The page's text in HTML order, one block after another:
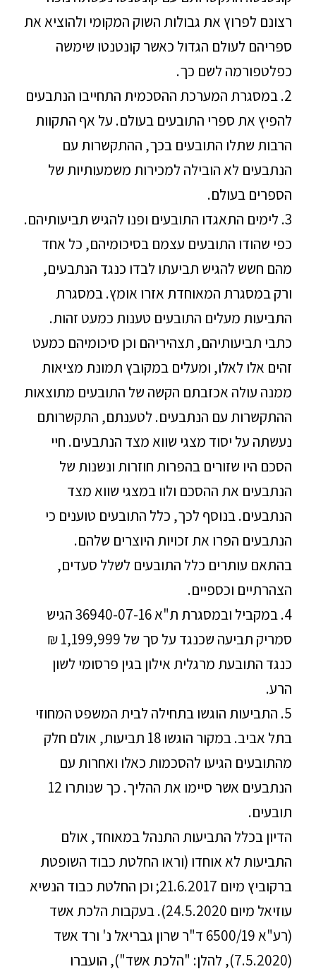
רצונם לפרוץ את גבולות השוק המקומי ולהוציא את
ספריהם לעולם הגדול כאשר קונטנטו שימשה
כפלטפורמה לשם כך.
2. במסגרת המערכת ההסכמית התחייבו הנתבעים
להפיץ את ספרי התובעים בעולם. על אף התקוות
הרבות שתלו התובעים בכך, ההתקשרות עם
הנתבעים לא הובילה למכירות משמעותיות של
הספרים בעולם.
3. לימים התאגדו התובעים ופנו להגיש תביעותיהם.
כפי שהודו התובעים עצמם בסיכומיהם, כל אחד
מהם חשש להגיש תביעתו לבדו כנגד הנתבעים,
ורק במסגרת המאוחדת אזרו אומץ. במסגרת
התביעות מעלים התובעים טענות כמעט זהות.
כתבי תביעותיהם, תצהיריהם וכן סיכומיהם כמעט
זהים אלו לאלו, ומעלים במקובץ תמונת מציאות
ממנה עולה אכזבתם הקשה של התובעים מתוצאות
ההתקשרות עם הנתבעים. לטענתם, התקשרותם
נעשתה על יסוד מצגי שווא מצד הנתבעים. חיי
הסכם היו שזורים בהפרות חוזרות ונשנות של
הנתבעים את ההסכם ולוו במצגי שווא מצד
הנתבעים. בנוסף לכך, כלל התובעים טוענים כי
הנתבעים הפרו את זכויות היוצרים שלהם.
בהתאם עותרים כלל התובעים לשלל סעדים,
הצהרתיים וכספיים.
4. במקביל ובמסגרת ת"א 36940-07-16 הגיש
סמריק תביעה שכנגד על סך של 1,199,999 ₪
כנגד התובעת מרגלית אילון בגין פרסומי לשון
הרע.
5. התביעות הוגשו בתחילה לבית המשפט המחוזי
בתל אביב. במקור הוגשו 18 תביעות, אולם חלק
מהתובעים הגיעו להסכמות כאלו ואחרות עם
הנתבעים אשר סיימו את ההליך. כך שנותרו 12
תובעים.
הדיון בכלל התביעות התנהל במאוחד, אולם
התביעות לא אוחדו (וראו החלטת כבוד השופטת
ברקוביץ מיום 21.6.2017; וכן החלטת כבוד הנשיא
עוזיאל מיום 24.5.2020). בעקבות הלכת אשד
(רע"א 6500/19 ד"ר שרון גבריאל נ' ורד אשד
(7.5.2020), להלן: "הלכת אשד"), הועברו